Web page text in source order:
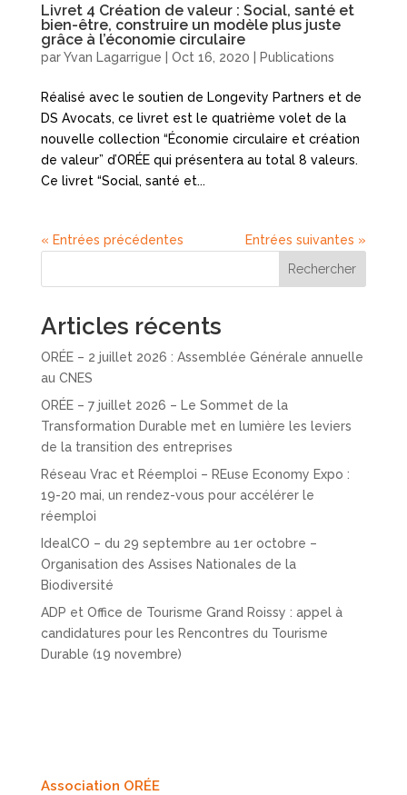
Livret 4 Création de valeur : Social, santé et
bien-être, construire un modèle plus juste
grâce à l’économie circulaire
parYvan Lagarrigue | Oct 16, 2020 | Publications
Réalisé avec le soutien de Longevity Partners et de
DS Avocats, ce livret est le quatrième volet de la
nouvelle collection “Économie circulaire et création
de valeur” d’ORÉE qui présentera au total 8 valeurs.
Ce livret “Social, santé et...
« Entrées précédentes
Entrées suivantes »
Rechercher
Articles récents
ORÉE – 2 juillet 2026 : Assemblée Générale annuelle
au CNES
ORÉE – 7 juillet 2026 – Le Sommet de la
Transformation Durable met en lumière les leviers
de la transition des entreprises
Réseau Vrac et Réemploi – REuse Economy Expo :
19-20 mai, un rendez-vous pour accélérer le
réemploi
IdealCO – du 29 septembre au 1er octobre –
Organisation des Assises Nationales de la
Biodiversité
ADP et Office de Tourisme Grand Roissy : appel à
candidatures pour les Rencontres du Tourisme
Durable (19 novembre)
Association ORÉE